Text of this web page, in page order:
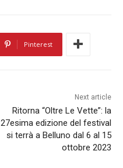
Pinterest
Next article
Ritorna “Oltre Le Vette”: la
27esima edizione del festival
si terrà a Belluno dal 6 al 15
ottobre 2023